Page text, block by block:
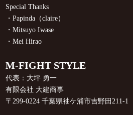
Special Thanks
・Papinda（claire）
・Mitsuyo Iwase
・Mei Hirao
M-FIGHT STYLE
代表：大坪 勇一
有限会社 大建商事
〒299-0224 千葉県袖ケ浦市吉野田211-1